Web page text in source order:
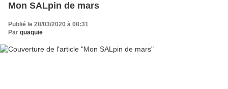
Mon SALpin de mars
Publié le 28/03/2020 à 08:31
Par quaquie